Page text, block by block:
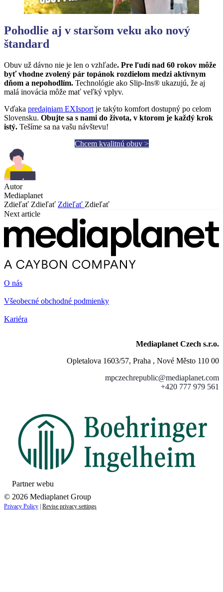
Pohodlie aj v staršom veku ako nový
štandard
Obuv už dávno nie je len o vzhľade. Pre ľudí nad 60 rokov môže
byť vhodne zvolený pár topánok rozdielom medzi aktívnym
dňom a nepohodlím. Technológie ako Slip-Ins® ukazujú, že aj
malá inovácia môže mať veľký vplyv.
Vďaka predajniam EXIsport je takýto komfort dostupný po celom
Slovensku. Obujte sa s nami do života, v ktorom je každý krok
istý. Tešíme sa na vašu návštevu!
Chcem kvalitnú obuv >
Autor
Mediaplanet
Zdieľať Zdieľať Zdieľať Zdieľať
Next article
O nás
Všeobecné obchodné podmienky
Kariéra
Mediaplanet Czech s.r.o.
Opletalova 1603/57, Praha , Nové Město 110 00
mpczechrepublic@mediaplanet.com
+420 777 979 561
Partner webu
© 2026 Mediaplanet Group
Privacy Policy Revise privacy settings